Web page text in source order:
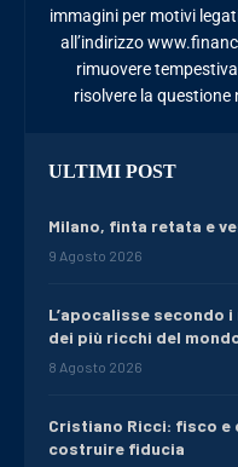
immagini per motivi
all’indirizzo
rimuovere
risolvere la
ULTIMI POST
Milano, finta retata e
9 Agosto 2026
L’apocalisse secondo
dei più ricchi del
8 Agosto 2026
Cristiano Ricci: fisco
costruire fiducia